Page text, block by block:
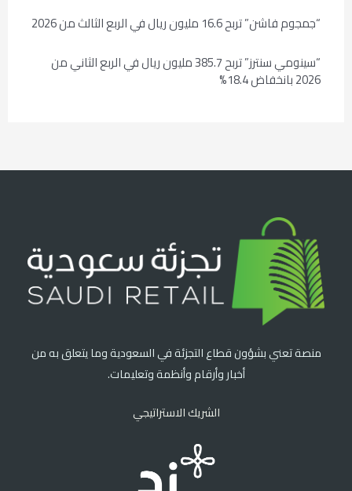
“جمجوم فاشن” تربح 16.6 مليون ريال في الربع الثالث من 2026
“سينومي سنترز” تربح 385.7 مليون ريال في الربع الثاني من
2026 بانخفاض 18.4%
منصة تعني بشؤون قطاع التجزئة في السعودية وما يتعلق به من
أخبار وأرقام وأنظمة وتعليمات.
الشريك الاستراتيجي